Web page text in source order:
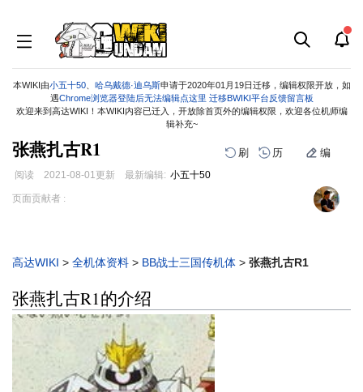
本WIKI由小五十50、 哈乌戴德·迪乌斯申请于2020年01月19日迁移，编辑权限开放，如
遇Chrome浏览器登陆后无法编辑点这里 迁移BWIKI平台反馈留言板
欢迎来到高达WIKI！本WIKI内容已迁入，开放除首页外的编辑权限，欢迎各位机师编
辑补充~
张燕扎古R1 刷 历 编
阅读 2021-08-01更新 最新编辑: 小五十50
跳
跳
页面贡献者 :
高达WIKI > 全机体资料 > BB战士三国传机体 > 张燕扎古R1
张燕扎古R1的介绍